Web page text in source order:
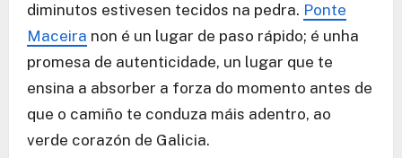
diminutos estivesen tecidos na pedra. Ponte
Maceira non é un lugar de paso rápido; é unha
promesa de autenticidade, un lugar que te
ensina a absorber a forza do momento antes de
que o camiño te conduza máis adentro, ao
verde corazón de Galicia.